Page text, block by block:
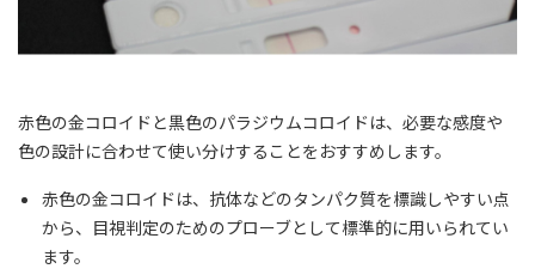
赤色の金コロイドと黒色のパラジウムコロイドは、必要な感度や
色の設計に合わせて使い分けすることをおすすめします。
赤色の金コロイドは、抗体などのタンパク質を標識しやすい点
から、目視判定のためのプローブとして標準的に用いられてい
ます。